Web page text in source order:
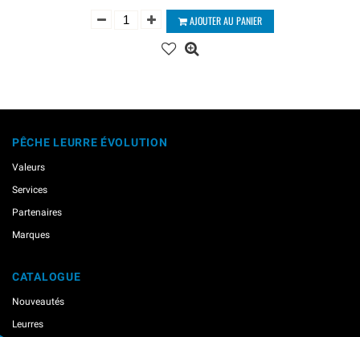
AJOUTER AU PANIER
PÊCHE LEURRE ÉVOLUTION
Valeurs
Services
Partenaires
Marques
CATALOGUE
Nouveautés
Leurres